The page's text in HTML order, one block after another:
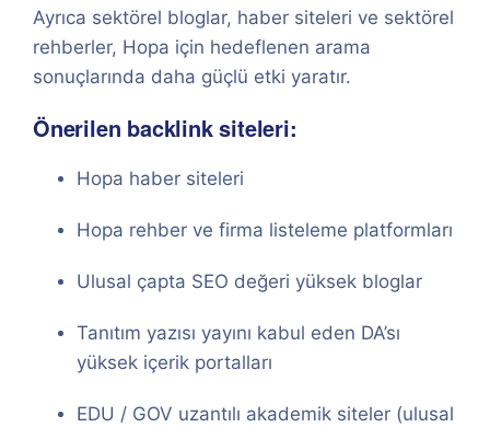
Ayrıca sektörel bloglar, haber siteleri ve sektörel
rehberler, Hopa için hedeflenen arama
sonuçlarında daha güçlü etki yaratır.
Önerilen backlink siteleri:
Hopa haber siteleri
Hopa rehber ve firma listeleme platformları
Ulusal çapta SEO değeri yüksek bloglar
Tanıtım yazısı yayını kabul eden DA’sı
yüksek içerik portalları
EDU / GOV uzantılı akademik siteler (ulusal